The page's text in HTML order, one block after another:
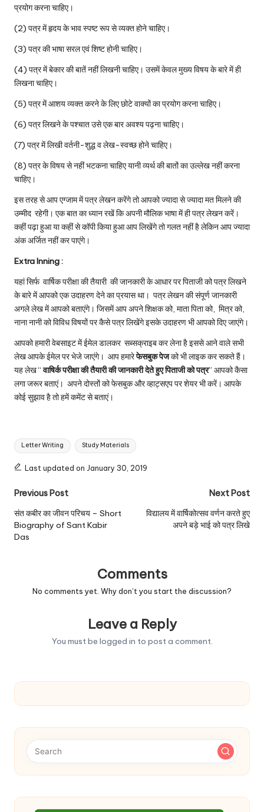
प्रयोग करना चाहिए।
(2) पत्र में हृदय के भाव स्पष्ट रूप से व्यक्त होने चाहिए।
(3) पत्र की भाषा सरल एवं शिष्ट होनी चाहिए।
(4) पत्र में बेकार की बातें नहीं लिखनी चाहिए। उसमें केवल मुख्य विषय के बारे में ही
लिखना चाहिए।
(5) पत्र में आशय व्यक्त करने के लिए छोटे वाक्यों का प्रयोग करना चाहिए।
(6) पत्र लिखने के पश्चात उसे एक बार अवश्य पढ़ना चाहिए।
(7) पत्र में लिखी वर्तनी-शुद्ध व लेख-स्वच्छ होने चाहिए।
(8) पत्र के विषय से नहीं भटकना चाहिए यानी व्यर्थ की बातों का उल्लेख नहीं करना
चाहिए।
इस तरह से आप एग्जाम में पत्र लेखन करेंगे तो आपको ज्यादा से ज्यादा मत मिलने की
उम्मीद रहेगी। एक बात का ध्यान रखें कि अपनी मौलिक भाषा में ही पत्र लेखन करें।
कहीं पढ़ा हुआ या कहीं से कॉपी किया हुआ आप लिखेंगे तो गलत नहीं है लेकिन आप ज्यादा
अंक अर्जित नहीं कर पाएंगे।
Extra Inning :
यहां सिर्फ वार्षिक परीक्षा की तैयारी की जानकारी के आधार पर पिताजी को पत्र लिखने
के बारे में आपको एक उदाहरण देने का प्रयास था। पत्र लेखन की संपूर्ण जानकारी
अगले लेख में आपको बताएंगे। जिसमें आप अपने शिक्षक को, माता पिता को, मित्र को,
नाना नानी को विविध विषयों पर कैसे पत्र लिखेंगे इसके उदाहरण भी आपको दिए जाएंगे।
आपको हमारी वेबसाइट में ईमेल डालकर सब्सक्राइब कर लेना है इससे आने वाले सभी
लेख आपके ईमेल पर भेजे जाएंगे। आप हमारेफेसबुक पेजको भी लाइक कर सकते हैं।
यह लेख “वाषिर्क परीक्षा की तैयारी की जानकारी देते हुए पिताजी को पत्र” आपको कैसा
लगा जरूर बताएं। अपने दोस्तों को फेसबुक और व्हाट्सएप पर शेयर भी करें। आपके
कोई सुझाव है तो हमें कमेंट से बताएं।
Tags:
Letter Writing Study Materials
Last updated on January 30, 2019
Post
navigation
Previous Post
संत कबीर का जीवन परिचय – Short
Biography of Sant Kabir
Das
Next Post
विद्यालय में वार्षिकोत्सव वर्णन करते हुए
अपने बड़े भाई को पत्र लिखे
Comments
No comments yet. Why don’t you start the discussion?
Leave a Reply
You must be logged in to post a comment.